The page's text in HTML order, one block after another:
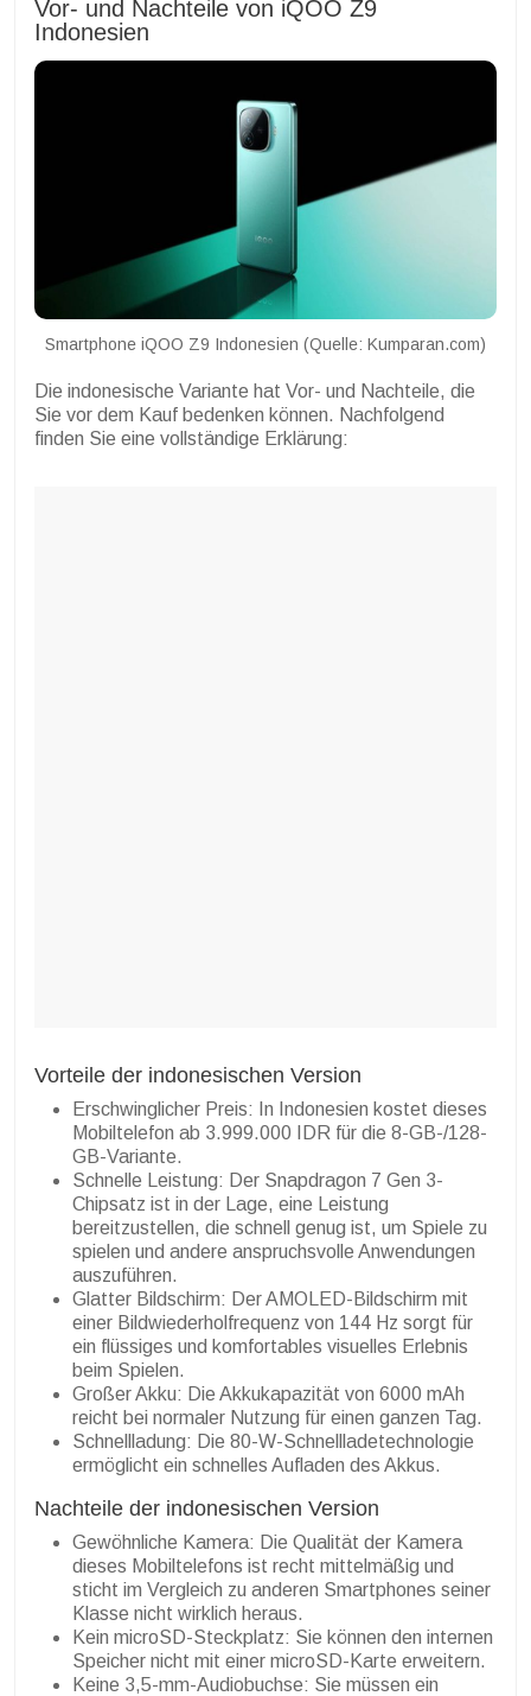
Vor- und Nachteile von iQOO Z9
Indonesien
Smartphone iQOO Z9 Indonesien (Quelle: Kumparan.com)
Die indonesische Variante hat Vor- und Nachteile, die
Sie vor dem Kauf bedenken können. Nachfolgend
finden Sie eine vollständige Erklärung:
Vorteile der indonesischen Version
Erschwinglicher Preis: In Indonesien kostet dieses
Mobiltelefon ab 3.999.000 IDR für die 8-GB-/128-
GB-Variante.
Schnelle Leistung: Der Snapdragon 7 Gen 3-
Chipsatz ist in der Lage, eine Leistung
bereitzustellen, die schnell genug ist, um Spiele zu
spielen und andere anspruchsvolle Anwendungen
auszuführen.
Glatter Bildschirm: Der AMOLED-Bildschirm mit
einer Bildwiederholfrequenz von 144 Hz sorgt für
ein flüssiges und komfortables visuelles Erlebnis
beim Spielen.
Großer Akku: Die Akkukapazität von 6000 mAh
reicht bei normaler Nutzung für einen ganzen Tag.
Schnellladung: Die 80-W-Schnellladetechnologie
ermöglicht ein schnelles Aufladen des Akkus.
Nachteile der indonesischen Version
Gewöhnliche Kamera: Die Qualität der Kamera
dieses Mobiltelefons ist recht mittelmäßig und
sticht im Vergleich zu anderen Smartphones seiner
Klasse nicht wirklich heraus.
Kein microSD-Steckplatz: Sie können den internen
Speicher nicht mit einer microSD-Karte erweitern.
Keine 3,5-mm-Audiobuchse: Sie müssen ein